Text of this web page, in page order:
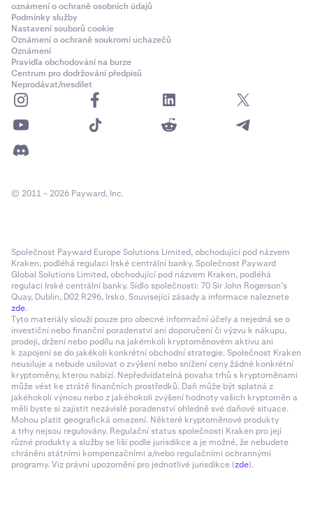
oznámení o ochraně osobních údajů
Podmínky služby
Nastavení souborů cookie
Oznámení o ochraně soukromí uchazečů
Oznámení
Pravidla obchodování na burze
Centrum pro dodržování předpisů
Neprodávat/nesdílet
© 2011 – 2026 Payward, Inc.
Společnost Payward Europe Solutions Limited, obchodující pod názvem
Kraken, podléhá regulaci Irské centrální banky. Společnost Payward
Global Solutions Limited, obchodující pod názvem Kraken, podléhá
regulaci Irské centrální banky. Sídlo společnosti: 70 Sir John Rogerson’s
Quay, Dublin, D02 R296, Irsko. Související zásady a informace naleznete
zde.
Tyto materiály slouží pouze pro obecné informační účely a nejedná se o
investiční nebo finanční poradenství ani doporučení či výzvu k nákupu,
prodeji, držení nebo podílu na jakémkoli kryptoměnovém aktivu ani
k zapojení se do jakékoli konkrétní obchodní strategie. Společnost Kraken
neusiluje a nebude usilovat o zvýšení nebo snížení ceny žádné konkrétní
kryptoměny, kterou nabízí. Nepředvídatelná povaha trhů s kryptoměnami
může vést ke ztrátě finančních prostředků. Daň může být splatná z
jakéhokoli výnosu nebo z jakéhokoli zvýšení hodnoty vašich kryptoměn a
měli byste si zajistit nezávislé poradenství ohledně své daňové situace.
Mohou platit geografická omezení. Některé kryptoměnové produkty
a trhy nejsou regulovány. Regulační status společnosti Kraken pro její
různé produkty a služby se liší podle jurisdikce a je možné, že nebudete
chráněni státními kompenzačními a/nebo regulačními ochrannými
programy. Viz právní upozornění pro jednotlivé jurisdikce (zde).